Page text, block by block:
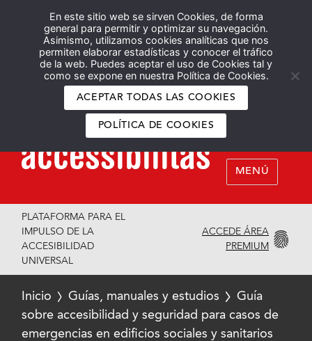
En este sitio web se sirven Cookies, de forma
general para permitir y optimizar su navegación.
Asimismo, utilizamos cookies analíticas que nos
permiten elaborar estadísticas y conocer el tráfico
de la web. Puedes aceptar el uso de Cookies tal y
como se expone en nuestra Política de Cookies.
ACEPTAR TODAS LAS COOKIES
POLÍTICA DE COOKIES
Español English
MENÚ
PLATAFORMA PARA EL
IMPULSO DE LA
ACCESIBILIDAD
UNIVERSAL
ACCEDE ÁREA
PREMIUM
Inicio Guías, manuales y estudios
Guía
sobre accesibilidad y seguridad para casos de
emergencias en edificios sociales y sanitarios